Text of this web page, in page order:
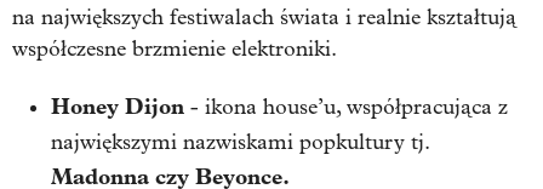
na największych festiwalach świata i realnie kształtują
współczesne brzmienie elektroniki.
Honey Dijon - ikona house’u, współpracująca z
największymi nazwiskami popkultury tj.
Madonna czy Beyonce.